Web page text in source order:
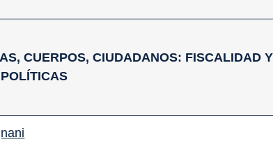
CUERPOS, CIUDADANOS: FISCALIDAD Y